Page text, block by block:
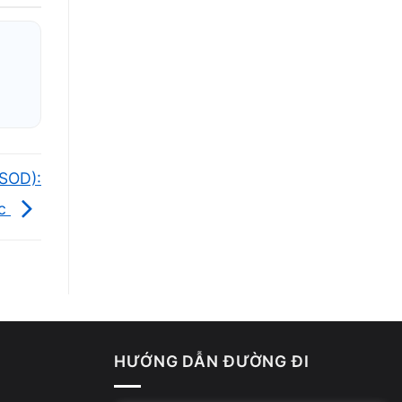
HƯỚNG DẪN ĐƯỜNG ĐI